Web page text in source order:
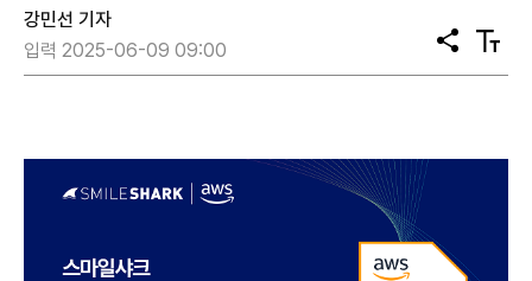
강민선 기자
입력 2025-06-09 09:00
공
유
텍
스